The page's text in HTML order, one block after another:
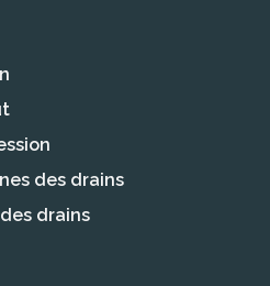
des drains
drains